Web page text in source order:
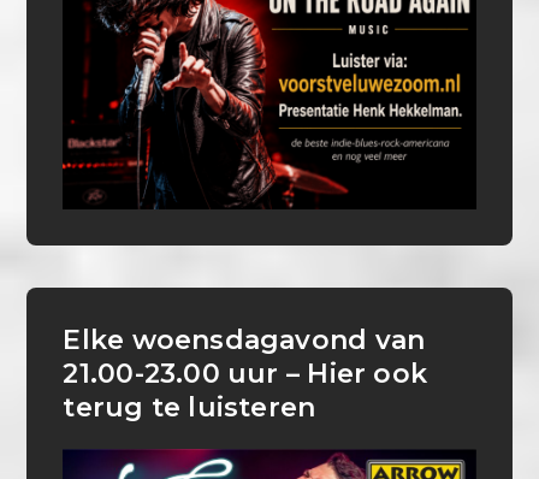
Elke woensdagavond van
21.00-23.00 uur – Hier ook
terug te luisteren